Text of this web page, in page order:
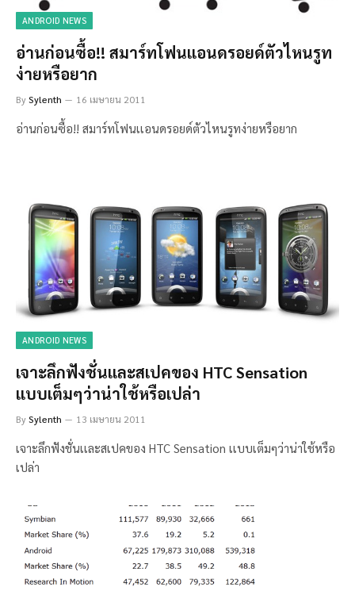
ANDROID NEWS
อ่านก่อนซื้อ!! สมาร์ทโฟนเเอนดรอยด์ตัวไหนรูท
ง่ายหรือยาก
BySylenth 16 เมษายน 2011
อ่านก่อนซื้อ!! สมาร์ทโฟนเเอนดรอยด์ตัวไหนรูทง่ายหรือยาก
ANDROID NEWS
เจาะลึกฟังชั่นเเละสเปคของ HTC Sensation
เเบบเต็มๆว่าน่าใช้หรือเปล่า
BySylenth 13 เมษายน 2011
เจาะลึกฟังชั่นเเละสเปคของ HTC Sensation เเบบเต็มๆว่าน่าใช้หรือ
เปล่า